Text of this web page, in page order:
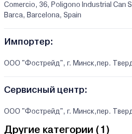
Comercio, 36, Poligono Industrial Can
Barca, Barcelona, Spain
Импортер:
ООО "Фострейд", г. Минск,пер.
Сервисный центр:
ООО "Фострейд", г. Минск,пер.
Другие категории (1 )